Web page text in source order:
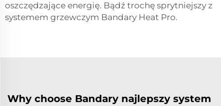
oszczędzające energię. Bądź trochę sprytniejszy z
systemem grzewczym Bandary Heat Pro.
Why choose Bandary najlepszy system